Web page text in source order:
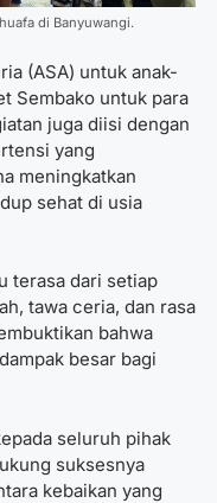
di Banyuwangi.
(ASA) untuk anak-
Sembako untuk para
juga diisi dengan
yang
meningkatkan
sehat di usia
terasa dari setiap
tawa ceria, dan rasa
bahwa
besar bagi
seluruh pihak
suksesnya
kebaikan yang